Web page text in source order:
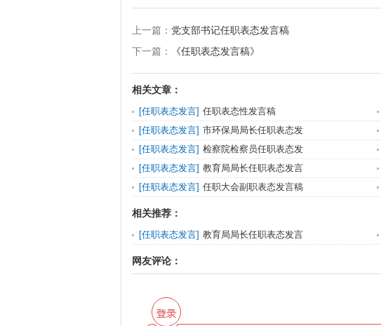
上一篇： 党支部书记任职表态发言稿
下一篇：
《任职表态发言稿》
相关文章：
[任职表态发言] 任职表态性发言稿
[任职表态发言] 市环保局局长任职表态发
[任职表态发言] 检察院检察员任职表态发
[任职表态发言] 教育局局长任职表态发言
[任职表态发言] 任职大会副职表态发言稿
相关推荐：
[任职表态发言] 教育局局长任职表态发言
网友评论：